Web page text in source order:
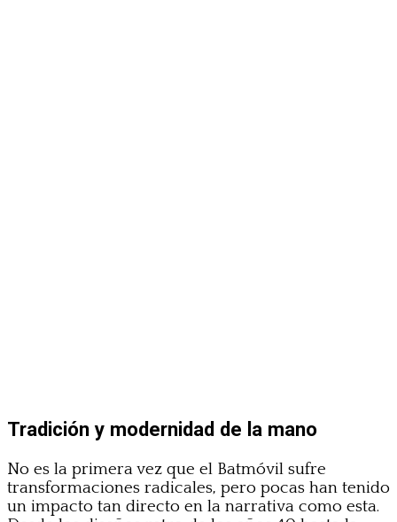
Tradición y modernidad de la mano
No es la primera vez que el Batmóvil sufre
transformaciones radicales, pero pocas han tenido
un impacto tan directo en la narrativa como esta.